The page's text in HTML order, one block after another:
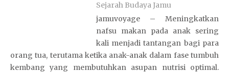
Sejarah Budaya Jamu
jamuvoyage – Meningkatkan
nafsu makan pada anak sering
kali menjadi tantangan bagi para
orang tua, terutama ketika anak-anak dalam fase tumbuh
kembang yang membutuhkan asupan nutrisi optimal.